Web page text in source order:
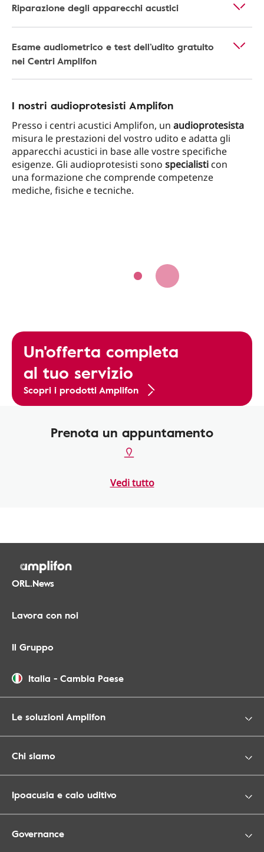
Riparazione degli apparecchi acustici
Esame audiometrico e test dell’udito gratuito
nei Centri Amplifon
I nostri audioprotesisti Amplifon
Presso i centri acustici Amplifon, un audioprotesista
misura le prestazioni del vostro udito e adatta gli
apparecchi acustici in base alle vostre specifiche
esigenze. Gli audioprotesisti sono specialisti con
una formazione che comprende competenze
mediche, fisiche e tecniche.
Un'offerta completa
al tuo servizio
Scopri i prodotti Amplifon
Prenota un appuntamento
Vedi tutto
ORL.News
Lavora con noi
Il Gruppo
Italia - Cambia Paese
Le soluzioni Amplifon
Chi siamo
Ipoacusia e calo uditivo
Governance